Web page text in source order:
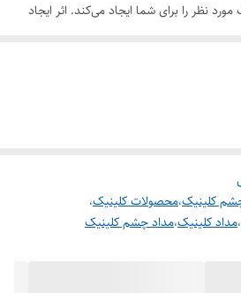
نظر را برای شما ایجاد می‌کند. اثر ایجاد
کلینیک،محصولات کلینیک،
،مداد کلینیک،مداد چشم کلینیک